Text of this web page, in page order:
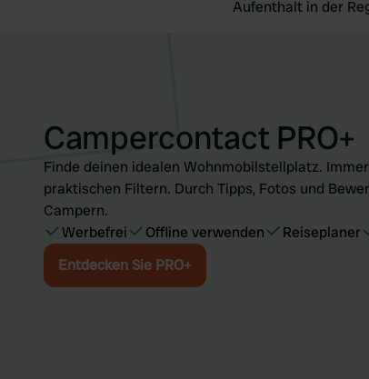
Aufenthalt in der
Campercontact PRO+
Finde deinen idealen Wohnmobilstellplatz.
praktischen Filtern. Durch Tipps, Fotos und
Campern.
Werbefrei
Offline verwenden Reiseplaner
Entdecken Sie PRO+